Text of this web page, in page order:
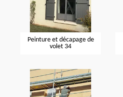
Peinture et décapage de
volet 34